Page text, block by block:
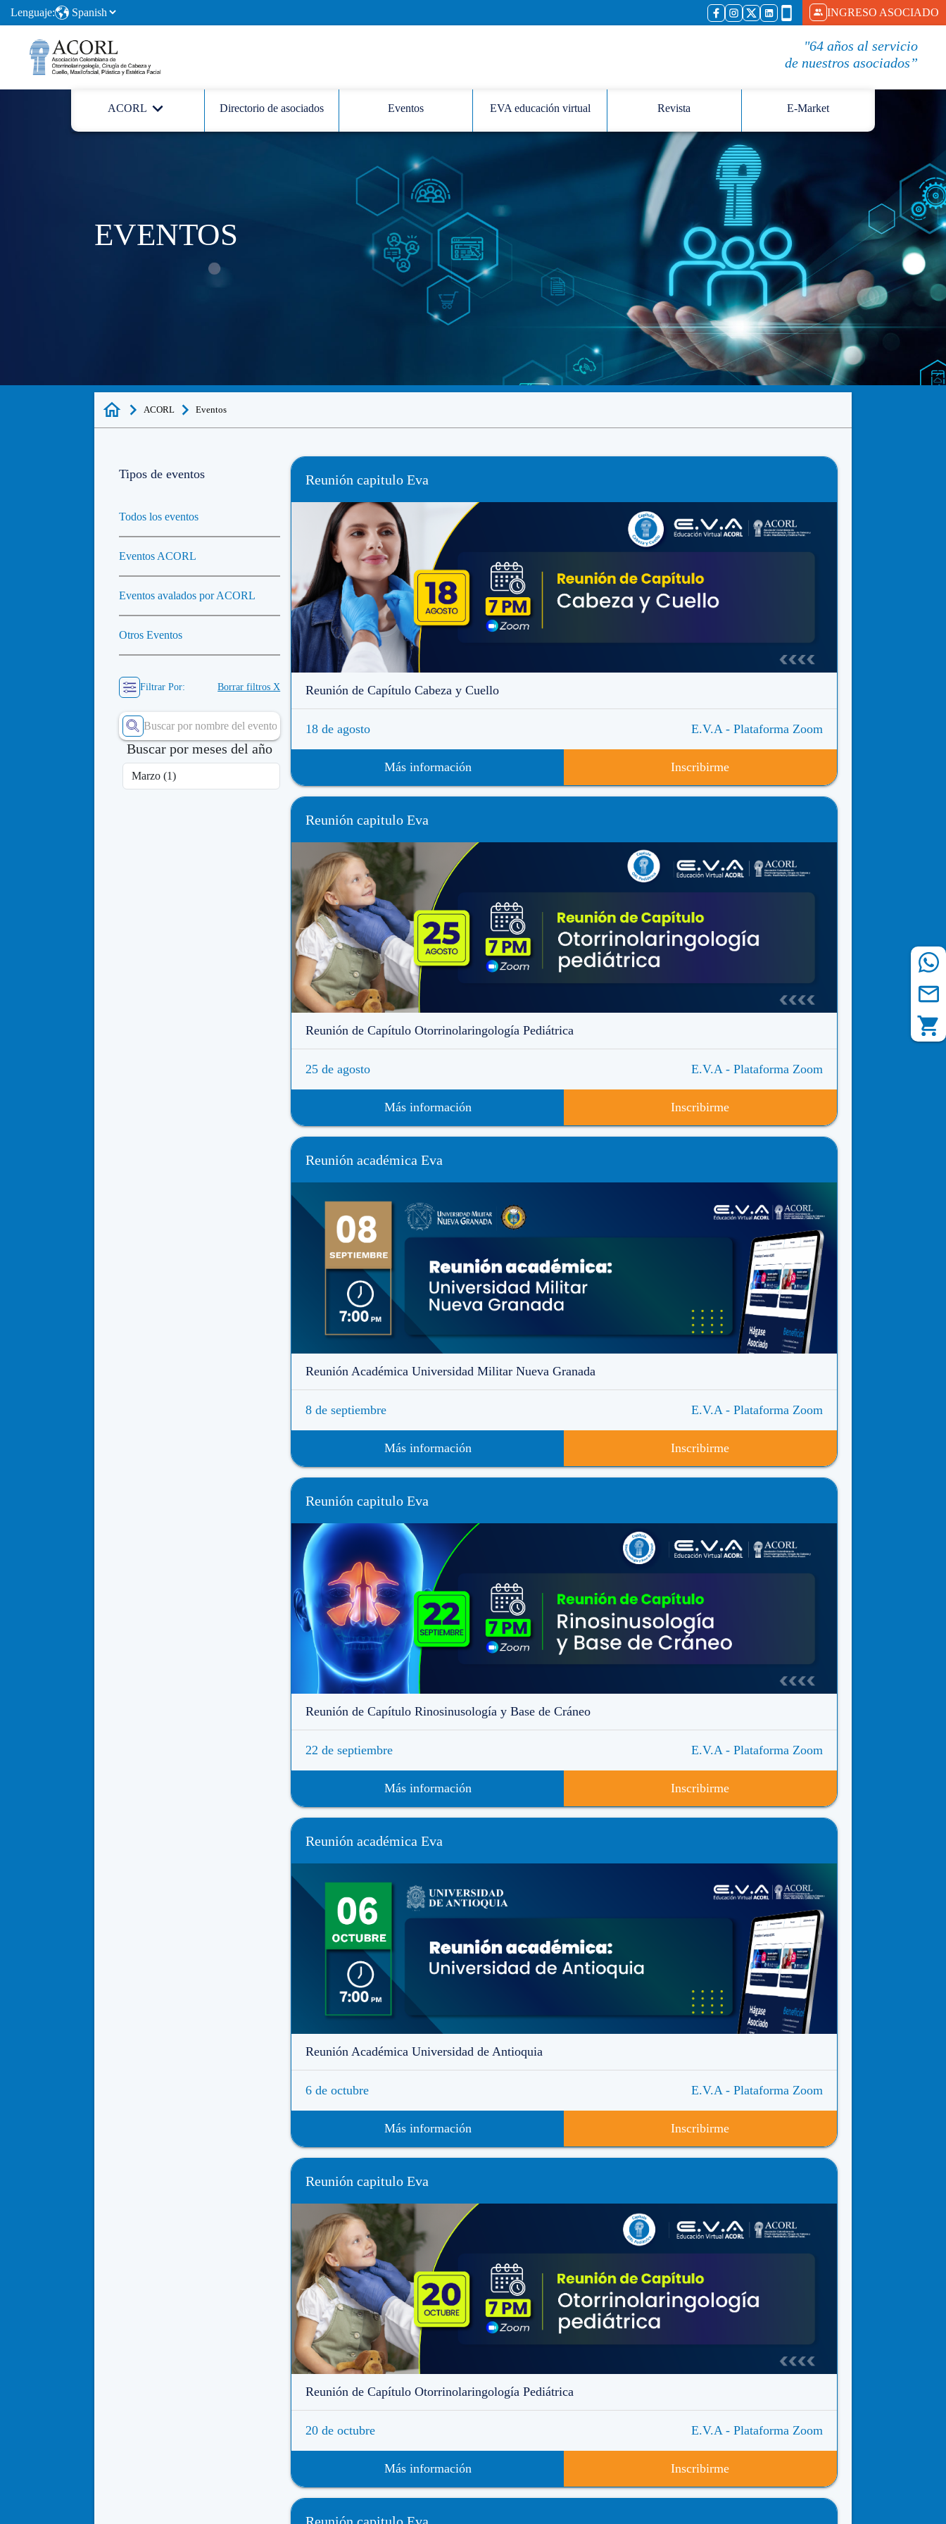
Lenguaje: INGRESO ASOCIADO
"64 años al servicio
de nuestros asociados”
ACORL Directorio de asociados Eventos EVA educación virtual Revista E-Market
EVENTOS
ACORL Eventos
Tipos de eventos
Todos los eventos
Eventos ACORL
Eventos avalados por ACORL
Otros Eventos
Filtrar Por: Borrar filtros X
Buscar por meses del año
Reunión capitulo Eva
Reunión de Capítulo Cabeza y Cuello
18 de agosto E.V.A - Plataforma Zoom
Más información Inscribirme
Reunión capitulo Eva
Reunión de Capítulo Otorrinolaringología Pediátrica
25 de agosto E.V.A - Plataforma Zoom
Más información Inscribirme
Reunión académica Eva
Reunión Académica Universidad Militar Nueva Granada
8 de septiembre E.V.A - Plataforma Zoom
Más información Inscribirme
Reunión capitulo Eva
Reunión de Capítulo Rinosinusología y Base de Cráneo
22 de septiembre E.V.A - Plataforma Zoom
Más información Inscribirme
Reunión académica Eva
Reunión Académica Universidad de Antioquia
6 de octubre E.V.A - Plataforma Zoom
Más información Inscribirme
Reunión capitulo Eva
Reunión de Capítulo Otorrinolaringología Pediátrica
20 de octubre E.V.A - Plataforma Zoom
Más información Inscribirme